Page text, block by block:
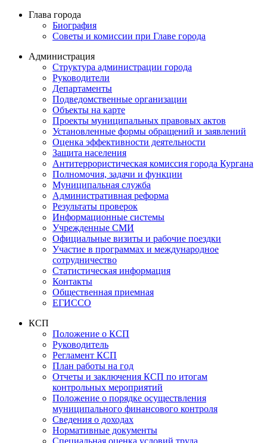
Глава города
Биография
Советы и комиссии при Главе города
Администрация
Структура администрации города
Руководители
Департаменты
Подведомственные организации
Объекты на карте
Проекты муниципальных правовых актов
Установленные формы обращений и заявлений
Оценка эффективности деятельности
Защита населения
Антитеррористическая комиссия города Кургана
Полномочия, задачи и функции
Муниципальная служба
Административная реформа
Результаты проверок
Информационные системы
Учрежденные СМИ
Официальные визиты и рабочие поездки
Участие в программах и международное
сотрудничество
Статистическая информация
Контакты
Общественная приемная
ЕГИССО
КСП
Положение о КСП
Руководитель
Регламент КСП
План работы на год
Отчеты и заключения КСП по итогам
контрольных мероприятий
Положение о порядке осуществления
муниципального финансового контроля
Сведения о доходах
Нормативные документы
Специальная оценка условий труда